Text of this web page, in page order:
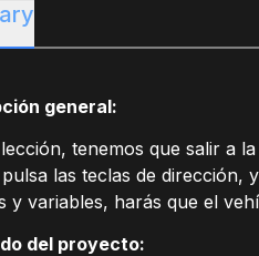
general:
tenemos que salir a
las teclas de dirección,
y variables, harás que el
del proyecto: